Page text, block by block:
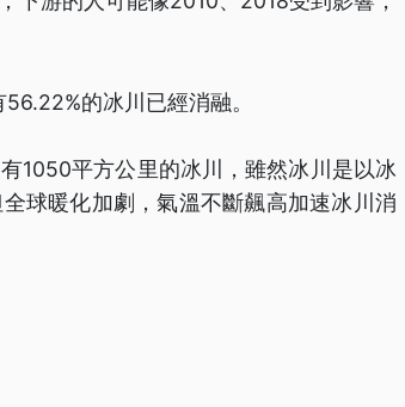
的冰川已經消融。
1050平方公里的冰川，雖然冰川是以冰
球暖化加劇，氣溫不斷飆高加速冰川消